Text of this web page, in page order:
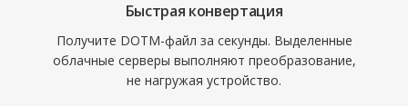
Быстрая конвертация
Получите DOTM-файл за секунды. Выделенные
облачные серверы выполняют преобразование,
не нагружая устройство.